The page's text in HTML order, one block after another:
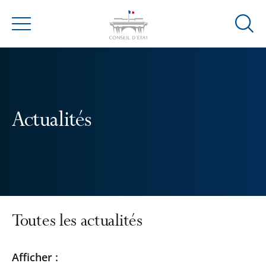
Menu
Ouvrir
Actualités
Toutes les actualités
Passer
Passer
Afficher :